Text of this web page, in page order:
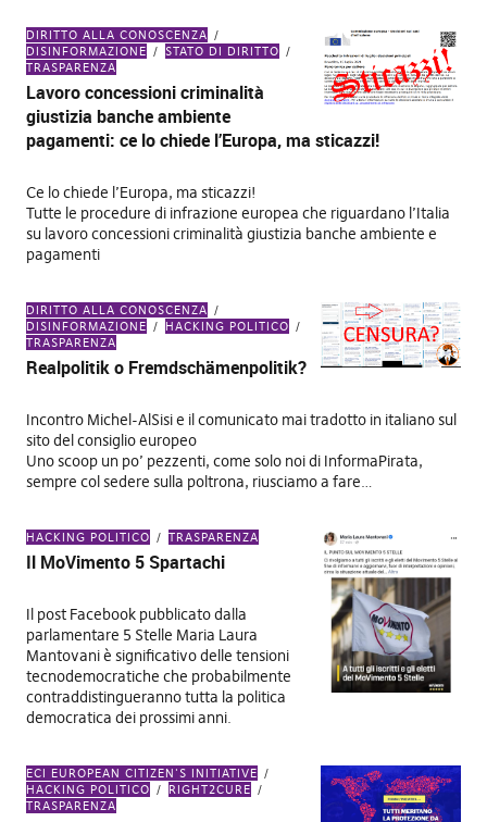
DIRITTO ALLA CONOSCENZA
DISINFORMAZIONE
STATO DI DIRITTO
TRASPARENZA
Lavoro concessioni criminalità
giustizia banche ambiente
pagamenti: ce lo chiede l’Europa, ma sticazzi!
Ce lo chiede l’Europa, ma sticazzi!
Tutte le procedure di infrazione europea che riguardano l’Italia
su lavoro concessioni criminalità giustizia banche ambiente e
pagamenti
DIRITTO ALLA CONOSCENZA
DISINFORMAZIONE
HACKING POLITICO
TRASPARENZA
Realpolitik o Fremdschämenpolitik?
Incontro Michel-AlSisi e il comunicato mai tradotto in italiano sul
sito del consiglio europeo
Uno scoop un po’ pezzenti, come solo noi di InformaPirata,
sempre col sedere sulla poltrona, riusciamo a fare…
HACKING POLITICO TRASPARENZA
Il MoVimento 5 Spartachi
Il post Facebook pubblicato dalla
parlamentare 5 Stelle Maria Laura
Mantovani è significativo delle tensioni
tecnodemocratiche che probabilmente
contraddistingueranno tutta la politica
democratica dei prossimi anni.
ECI EUROPEAN CITIZEN'S INITIATIVE
HACKING POLITICO
RIGHT2CURE
TRASPARENZA